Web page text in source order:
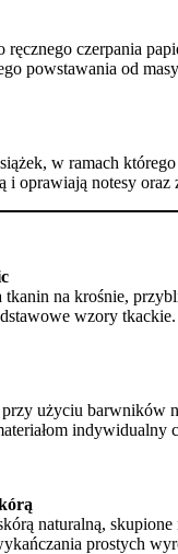
ręcznego czerpania
powstawania od
w ramach
i oprawiają notesy oraz
tkanin na krośnie,
wzory tkackie.
użyciu barwników
indywidualny
naturalną,
prostych